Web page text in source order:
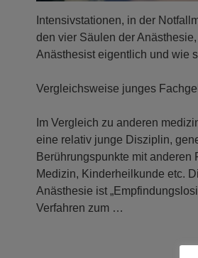
Intensivstationen, in der
den vier Säulen der
Anästhesist eigentlich und wie
Vergleichsweise junges
Im Vergleich zu anderen
eine relativ junge Disziplin,
Berührungspunkte mit
Medizin, Kinderheilkunde etc.
Anästhesie ist
Verfahren zum …